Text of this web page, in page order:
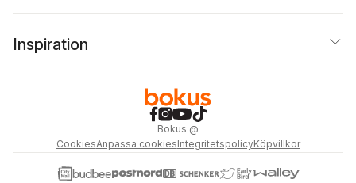
Inspiration
Bokus @
CookiesAnpassa cookiesIntegritetspolicyKöpvillkor